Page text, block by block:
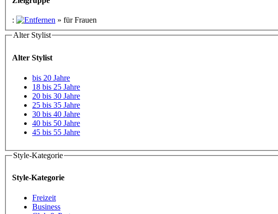
: » für Frauen
Alter Stylist
Alter Stylist
bis 20 Jahre
18 bis 25 Jahre
20 bis 30 Jahre
25 bis 35 Jahre
30 bis 40 Jahre
40 bis 50 Jahre
45 bis 55 Jahre
Style-Kategorie
Style-Kategorie
Freizeit
Business